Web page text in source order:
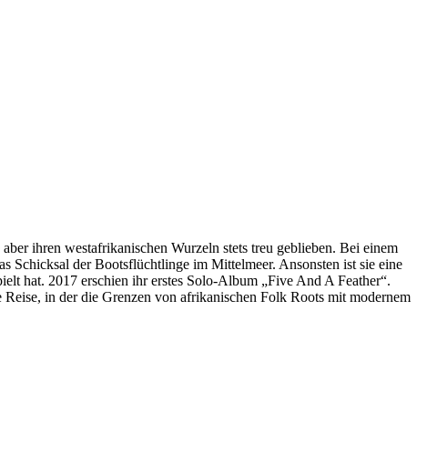
ihren westafrikanischen Wurzeln stets treu geblieben. Bei einem
Schicksal der Bootsflüchtlinge im Mittelmeer. Ansonsten ist sie eine
hat. 2017 erschien ihr erstes Solo-Album „Five And A Feather“.
in der die Grenzen von afrikanischen Folk Roots mit modernem